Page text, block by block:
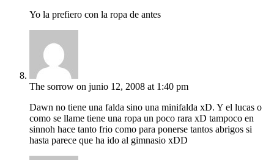
Yo la prefiero con la ropa de antes
The sorrow on junio 12, 2008 at 1:40 pm
Dawn no tiene una falda sino una minifalda xD. Y el lucas o
como se llame tiene una ropa un poco rara xD tampoco en
sinnoh hace tanto frio como para ponerse tantos abrigos si
hasta parece que ha ido al gimnasio xDD